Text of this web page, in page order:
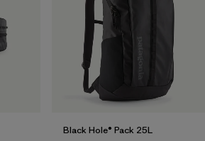
Black Hole® Pack 25L